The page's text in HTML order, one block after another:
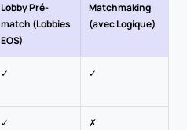
Lobby Pré-
match (Lobbies
EOS)
Matchmaking
(avec Logique)
✓ ✓
✓ ✗